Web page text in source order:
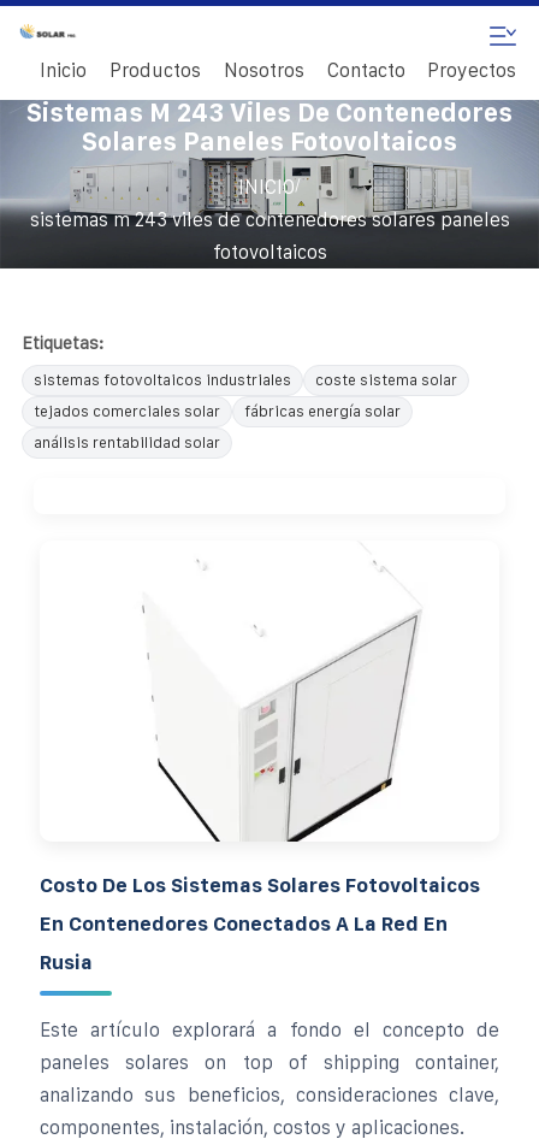
Inicio Productos Nosotros Contacto Proyectos
Sistemas M 243 Viles De Contenedores
Solares Paneles Fotovoltaicos
INICIO/
sistemas m 243 viles de contenedores solares paneles
fotovoltaicos
Etiquetas:
sistemas fotovoltaicos industriales
coste sistema solar
tejados comerciales solar
fábricas energía solar
análisis rentabilidad solar
Costo De Los Sistemas Solares Fotovoltaicos
En Contenedores Conectados A La Red En
Rusia
Este artículo explorará a fondo el concepto de
paneles solares on top of shipping container,
analizando sus beneficios, consideraciones clave,
componentes, instalación, costos y aplicaciones.